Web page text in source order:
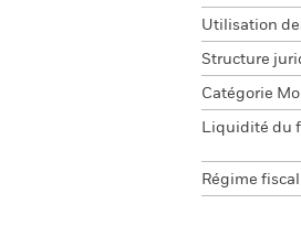
Utilisation
Structure
Catégorie
Liquidité du
Régime